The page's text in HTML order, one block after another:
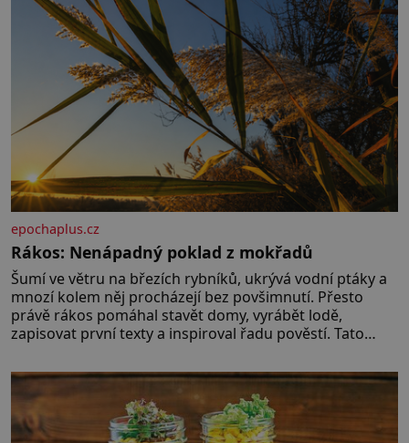
epochaplus.cz
Rákos: Nenápadný poklad z mokřadů
Šumí ve větru na březích rybníků, ukrývá vodní ptáky a
mnozí kolem něj procházejí bez povšimnutí. Přesto
právě rákos pomáhal stavět domy, vyrábět lodě,
zapisovat první texty a inspiroval řadu pověstí. Tato
let. Většina lidí vnímá rákos jen jako obyčejnou kulisu
letního koupání. Stačí se však podívat